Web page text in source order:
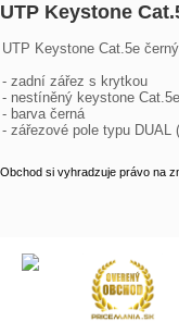
UTP Keystone
UTP Keystone Cat.5e
- zadní zářez s krytkou
- nestíněný keystone Cat.5e
- barva černá
- zářezové pole typu DUAL
Obchod si vyhradzuje právo na